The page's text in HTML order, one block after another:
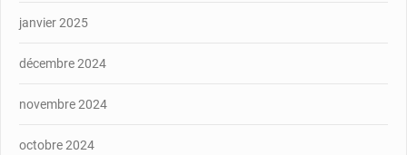
janvier 2025
décembre 2024
novembre 2024
octobre 2024